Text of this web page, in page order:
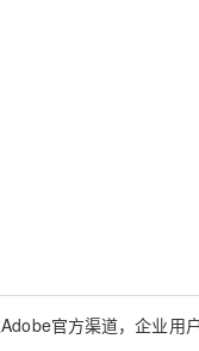
官方渠道，企业用